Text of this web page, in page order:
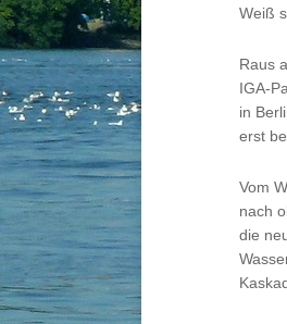
Weiß
Raus
IGA-
in
erst
Vom
nach
die